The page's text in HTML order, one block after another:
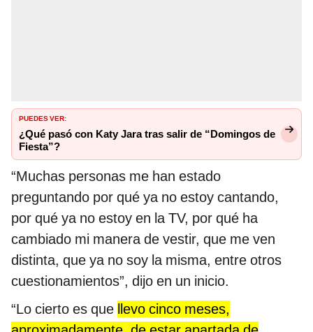
PUEDES VER:
¿Qué pasó con Katy Jara tras salir de “Domingos de
Fiesta”?
“Muchas personas me han estado
preguntando por qué ya no estoy cantando,
por qué ya no estoy en la TV, por qué ha
cambiado mi manera de vestir, que me ven
distinta, que ya no soy la misma, entre otros
cuestionamientos”, dijo en un inicio.
“Lo cierto es que llevo cinco meses,